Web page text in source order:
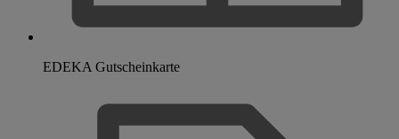
EDEKA Gutscheinkarte